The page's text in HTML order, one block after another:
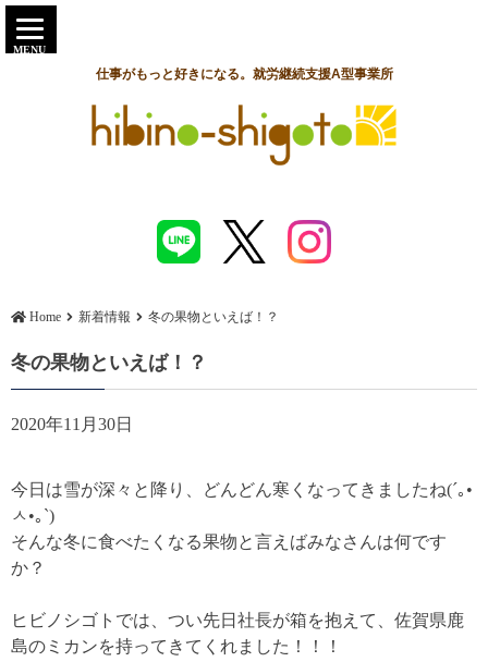
仕事がもっと好きになる。就労継続支援A型事業所
Home 新着情報 冬の果物といえば！？
冬の果物といえば！？
2020年11月30日
今日は雪が深々と降り、どんどん寒くなってきましたね(´｡•
ㅅ•｡`)
そんな冬に食べたくなる果物と言えばみなさんは何です
か？
ヒビノシゴトでは、つい先日社長が箱を抱えて、佐賀県鹿
島のミカンを持ってきてくれました！！！
MENU